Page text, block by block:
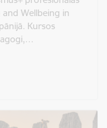
Wellbeing in
Kursos